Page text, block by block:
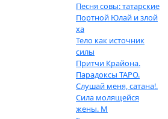
Песня совы: татарские
Портной Юлай и злой
ха
Тело как источник
силы
Притчи Крайона.
Парадоксы ТАРО.
Слушай меня, сатана!.
Сила молящейся
жены. М